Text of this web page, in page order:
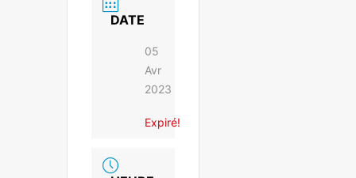
DATE
05
Avr
2023
Expiré!